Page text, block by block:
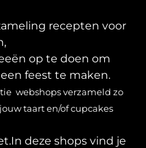
recepten voor
op te doen om
feest te maken.
webshops verzameld zo
taart en/of cupcakes
deze shops vind je